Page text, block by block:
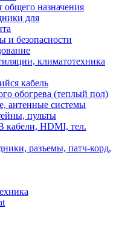
общего назначения
для
и безопасности
климатотехника
кабель
обогрева (теплый пол)
антенные системы
пульты
кабели, HDMI, тел.
разъемы, патч-корд,